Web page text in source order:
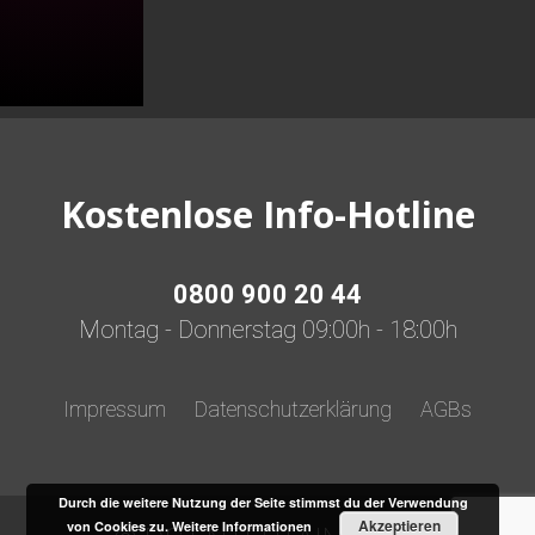
Kostenlose Info-Hotline
0800 900 20 44
Montag - Donnerstag 09:00h - 18:00h
Impressum Datenschutzerklärung AGBs
Durch die weitere Nutzung der Seite stimmst du der Verwendung
von Cookies zu.Weitere Informationen Akzeptieren